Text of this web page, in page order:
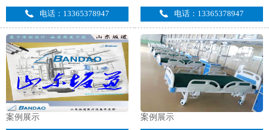
电话：13365378947 电话：13365378947
案例展示 案例展示